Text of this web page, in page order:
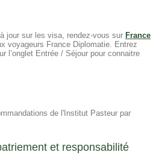
jour sur les visa, rendez-vous sur France
voyageurs France Diplomatie. Entrez
l’onglet Entrée / Séjour pour connaitre
de l'Institut Pasteur par
et responsabilité